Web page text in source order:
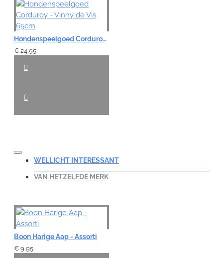
Hondenspeelgoed Corduroy - Vinny de Vis 65cm
€ 24,95
WELLICHT INTERESSANT
VAN HETZELFDE MERK
Boon Harige Aap - Assorti
€ 9,95